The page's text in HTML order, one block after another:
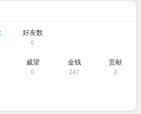
好友数
0
威望
0
金钱
247
贡献
0